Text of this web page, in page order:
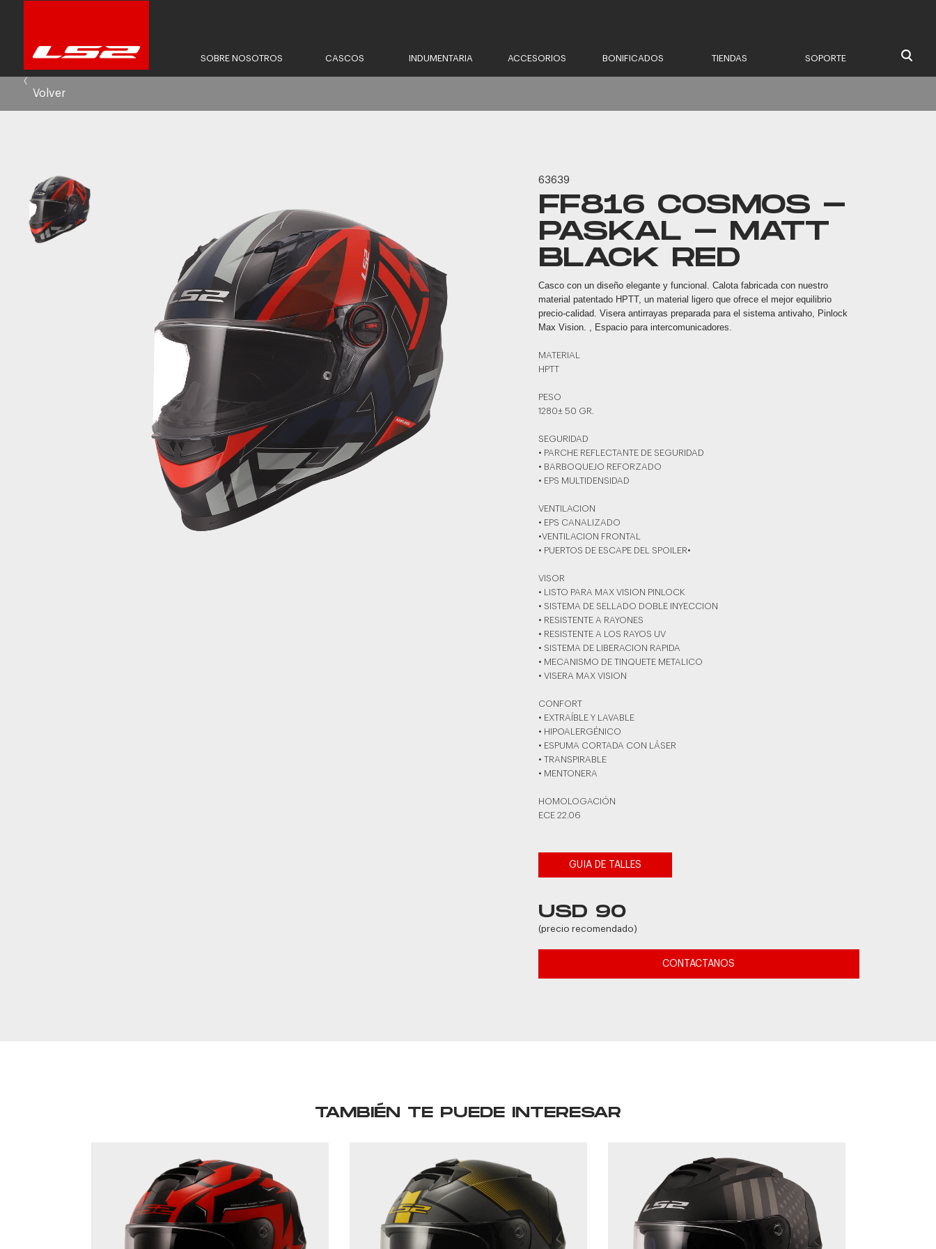
SOBRE NOSOTROS CASCOS INDUMENTARIA ACCESORIOS BONIFICADOS TIENDAS SOPORTE
Volver
63639
FF816 COSMOS -
PASKAL - MATT
BLACK RED
Casco con un diseño elegante y funcional. Calota fabricada con nuestro
material patentado HPTT, un material ligero que ofrece el mejor equilibrio
precio-calidad. Visera antirrayas preparada para el sistema antivaho, Pinlock
Max Vision. , Espacio para intercomunicadores.
MATERIAL
HPTT
PESO
1280± 50 GR.
SEGURIDAD
• PARCHE REFLECTANTE DE SEGURIDAD
• BARBOQUEJO REFORZADO
• EPS MULTIDENSIDAD
VENTILACION
• EPS CANALIZADO
•VENTILACION FRONTAL
• PUERTOS DE ESCAPE DEL SPOILER•
VISOR
• LISTO PARA MAX VISION PINLOCK
• SISTEMA DE SELLADO DOBLE INYECCION
• RESISTENTE A RAYONES
• RESISTENTE A LOS RAYOS UV
• SISTEMA DE LIBERACION RAPIDA
• MECANISMO DE TINQUETE METALICO
• VISERA MAX VISION
CONFORT
• EXTRAÍBLE Y LAVABLE
• HIPOALERGÉNICO
• ESPUMA CORTADA CON LÁSER
• TRANSPIRABLE
• MENTONERA
HOMOLOGACIÓN
ECE 22.06
GUIA DE TALLES
USD 90
(precio recomendado)
CONTACTANOS
TAMBIÉN TE PUEDE INTERESAR